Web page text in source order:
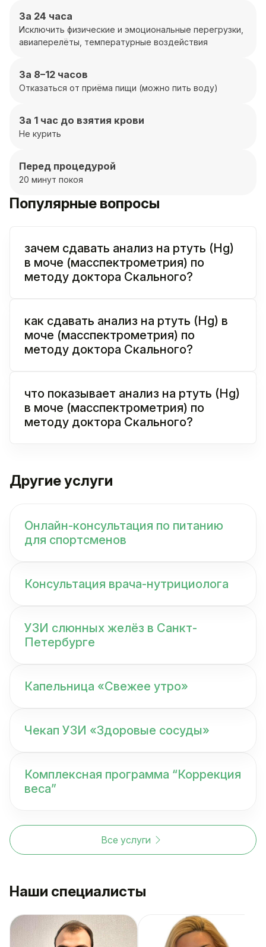
За 24 часа
Исключить физические и эмоциональные перегрузки,
авиаперелёты, температурные воздействия
За 8–12 часов
Отказаться от приёма пищи (можно пить воду)
За 1 час до взятия крови
Не курить
Перед процедурой
20 минут покоя
Популярные вопросы
зачем сдавать анализ на ртуть (Hg)
в моче (масспектрометрия) по
методу доктора Скального?
как сдавать анализ на ртуть (Hg) в
моче (масспектрометрия) по
методу доктора Скального?
что показывает анализ на ртуть (Hg)
в моче (масспектрометрия) по
методу доктора Скального?
Другие услуги
Онлайн-консультация по питанию
для спортсменов
Консультация врача-нутрициолога
УЗИ слюнных желёз в Санкт-
Петербурге
Капельница «Свежее утро»
Чекап УЗИ «Здоровые сосуды»
Комплексная программа “Коррекция
веса”
Все услуги
Наши специалисты